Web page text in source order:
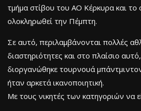
τμήμα στίβου του ΑΟ Κέρκυρα και το
ολοκληρωθεί την Πέμπτη.
Σε αυτό, περιλαμβάνονται πολλές
διαστηριότητες και στο πλαίσιο
διοργανώθηκε τουρνουά
ήταν αρκετά ικανοποιητική.
Με τους νικητές των κατηγοριών να